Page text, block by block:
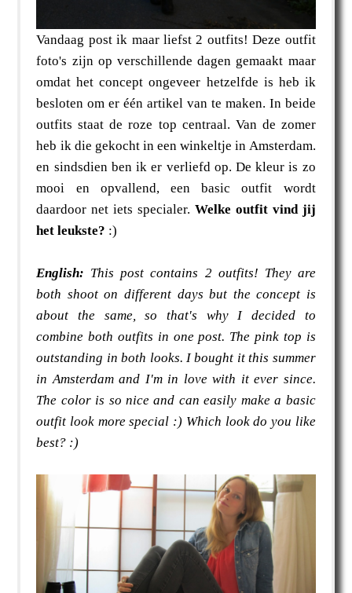
Vandaag post ik maar liefst 2 outfits! Deze outfit
foto's zijn op verschillende dagen gemaakt maar
omdat het concept ongeveer hetzelfde is heb ik
besloten om er één artikel van te maken. In beide
outfits staat de roze top centraal. Van de zomer
heb ik die gekocht in een winkeltje in Amsterdam.
en sindsdien ben ik er verliefd op. De kleur is zo
mooi en opvallend, een basic outfit wordt
daardoor net iets specialer. Welke outfit vind jij
het leukste? :)
English: This post contains 2 outfits! They are
both shoot on different days but the concept is
about the same, so that's why I decided to
combine both outfits in one post. The pink top is
outstanding in both looks. I bought it this summer
in Amsterdam and I'm in love with it ever since.
The color is so nice and can easily make a basic
outfit look more special :) Which look do you like
best? :)